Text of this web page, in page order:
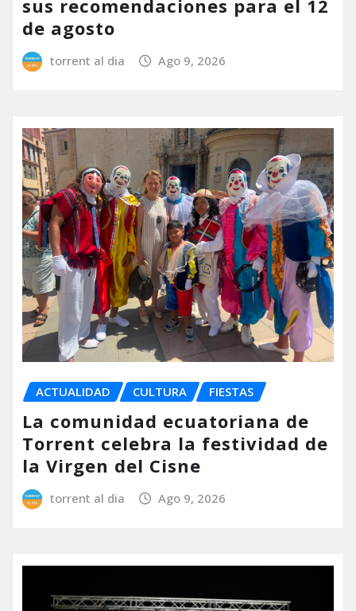
sus recomendaciones para el 12
de agosto
torrent al dia Ago 9, 2026
ACTUALIDAD CULTURA FIESTAS
La comunidad ecuatoriana de
Torrent celebra la festividad de
la Virgen del Cisne
torrent al dia Ago 9, 2026